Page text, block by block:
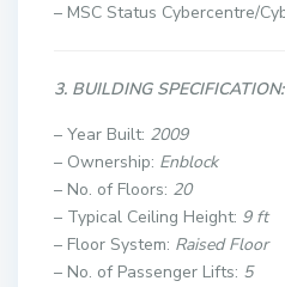
– MSC Status Cybercentre/
3. BUILDING SPECIFICATION:
– Year Built: 2009
– Ownership: Enblock
– No. of Floors: 20
– Typical Ceiling Height: 9 ft
– Floor System: Raised Floor
– No. of Passenger Lifts: 5